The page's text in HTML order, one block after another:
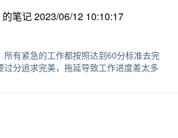
笔记 2023/06/12 10:10:17
所有紧急的工作都按照达到60分标准去完
过分追求完美，拖延导致工作进度差太多